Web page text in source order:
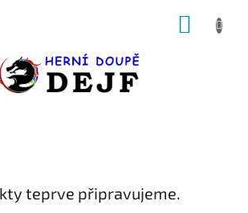
teprve připravujeme.